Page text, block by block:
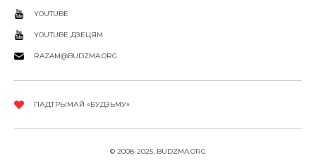
YOUTUBE
YOUTUBE ДЗЕЦЯМ
RAZAM@BUDZMA.ORG
ПАДТРЫМАЙ «БУДЗЬМУ»
© 2008-2025, BUDZMA.ORG